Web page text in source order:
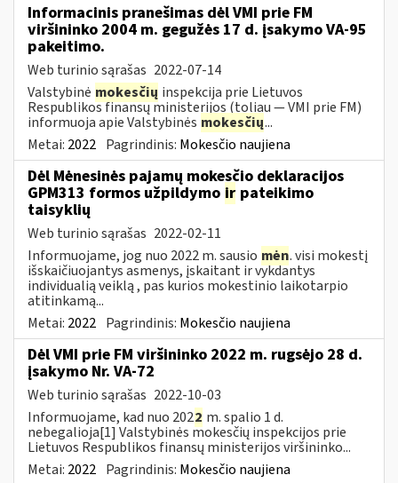
Informacinis pranešimas dėl VMI prie FM
viršininko 2004 m. gegužės 17 d. įsakymo VA-95
pakeitimo.
Web turinio sąrašas 2022-07-14
Valstybinė mokesčių inspekcija prie Lietuvos
Respublikos finansų ministerijos (toliau ― VMI prie FM)
informuoja apie Valstybinės mokesčių...
Metai: 2022 Pagrindinis: Mokesčio naujiena
Dėl Mėnesinės pajamų mokesčio deklaracijos
GPM313 formos užpildymo ir pateikimo
taisyklių
Web turinio sąrašas 2022-02-11
Informuojame, jog nuo 2022 m. sausio mėn. visi mokestį
išskaičiuojantys asmenys, įskaitant ir vykdantys
individualią veiklą , pas kurios mokestinio laikotarpio
atitinkamą...
Metai: 2022 Pagrindinis: Mokesčio naujiena
Dėl VMI prie FM viršininko 2022 m. rugsėjo 28 d.
įsakymo Nr. VA-72
Web turinio sąrašas 2022-10-03
Informuojame, kad nuo 2022 m. spalio 1 d.
nebegalioja[1] Valstybinės mokesčių inspekcijos prie
Lietuvos Respublikos finansų ministerijos viršininko...
Metai: 2022 Pagrindinis: Mokesčio naujiena